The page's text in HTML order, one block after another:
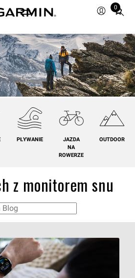
0
Total
in
cart:
0
PŁYWANIE
JAZDA
NA
ROWERZE
OUTDOOR
z monitorem snu